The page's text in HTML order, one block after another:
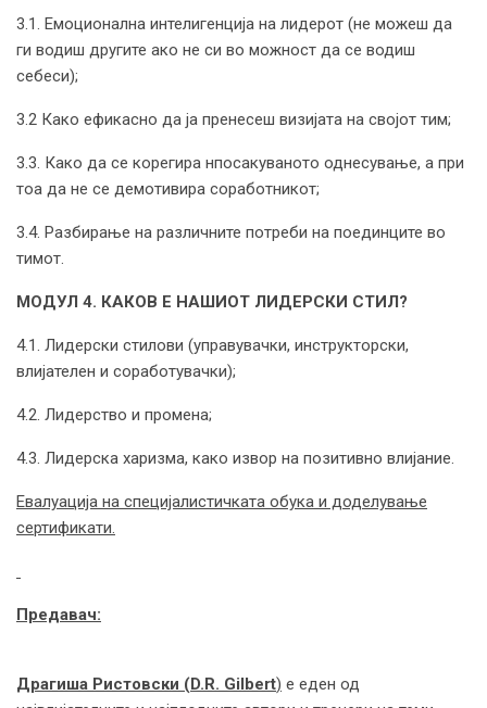
3.1. Емоционална интелигенција на лидерот (не можеш да
ги водиш другите ако не си во можност да се водиш
себеси);
3.2 Како ефикасно да ја пренесеш визијата на својот тим;
3.3. Како да се корегира нпосакуваното однесување, а при
тоа да не се демотивира соработникот;
3.4. Разбирање на различните потреби на поединците во
тимот.
МОДУЛ 4. КАКОВ Е НАШИОТ ЛИДЕРСКИ СТИЛ?
4.1. Лидерски стилови (управувачки, инструкторски,
влијателен и соработувачки);
4.2. Лидерство и промена;
4.3. Лидерска харизма, како извор на позитивно влијание.
Евалуација на специјалистичката обука и доделување
сертификати.
Предавач:
Драгиша Ристовски (D.R. Gilbert) е еден од